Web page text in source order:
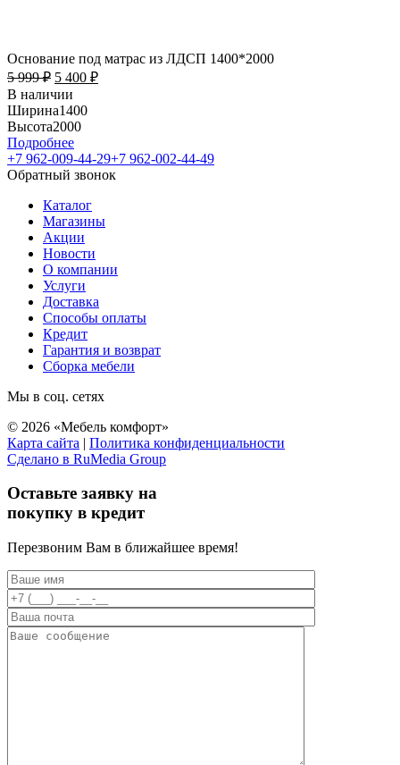
Основание под матрас из ЛДСП 1400*2000
5 999₽ 5 400 ₽
В наличии
Ширина1400
Высота2000
Подробнее
+7 962-009-44-29+7 962-002-44-49
Обратный звонок
Каталог
Магазины
Акции
Новости
О компании
Услуги
Доставка
Способы оплаты
Кредит
Гарантия и возврат
Сборка мебели
Мы в соц. сетях
© 2026 «Мебель комфорт»
Карта сайта | Политика конфиденциальности
Сделано в RuMedia Group
вверх
Оставьте заявку на
покупку в кредит
Перезвоним Вам в ближайшее время!